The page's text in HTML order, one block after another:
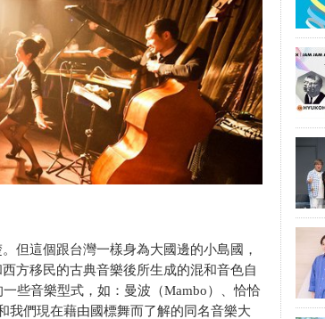
但這個跟台灣一樣身為大國邊的小島國，
方移民的古典音樂後所生成的混和音色自
些音樂型式，如：曼波（Mambo）、恰恰
我們現在藉由國標舞而了解的同名音樂大